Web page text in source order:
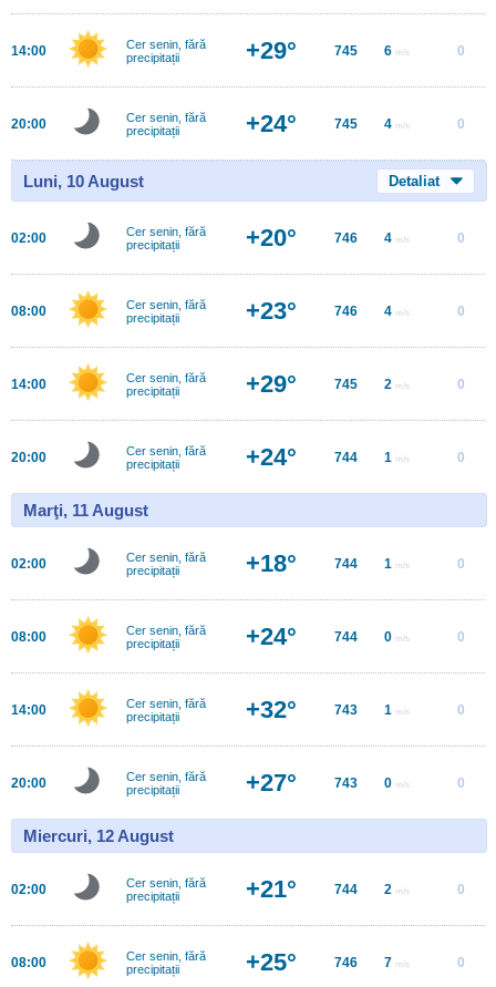
14:00
Cer senin, fără
precipitații
+29° 745 6 m/s 0
20:00
Cer senin, fără
precipitații
+24° 745 4 m/s 0
Luni, 10 August Detaliat
02:00
Cer senin, fără
precipitații
+20° 746 4 m/s 0
08:00
Cer senin, fără
precipitații
+23° 746 4 m/s 0
14:00
Cer senin, fără
precipitații
+29° 745 2 m/s 0
20:00
Cer senin, fără
precipitații
+24° 744 1 m/s 0
Marţi, 11 August
02:00
Cer senin, fără
precipitații
+18° 744 1 m/s 0
08:00
Cer senin, fără
precipitații
+24° 744 0 m/s 0
14:00
Cer senin, fără
precipitații
+32° 743 1 m/s 0
20:00
Cer senin, fără
precipitații
+27° 743 0 m/s 0
Miercuri, 12 August
02:00
Cer senin, fără
precipitații
+21° 744 2 m/s 0
08:00
Cer senin, fără
precipitații
+25° 746 7 m/s 0